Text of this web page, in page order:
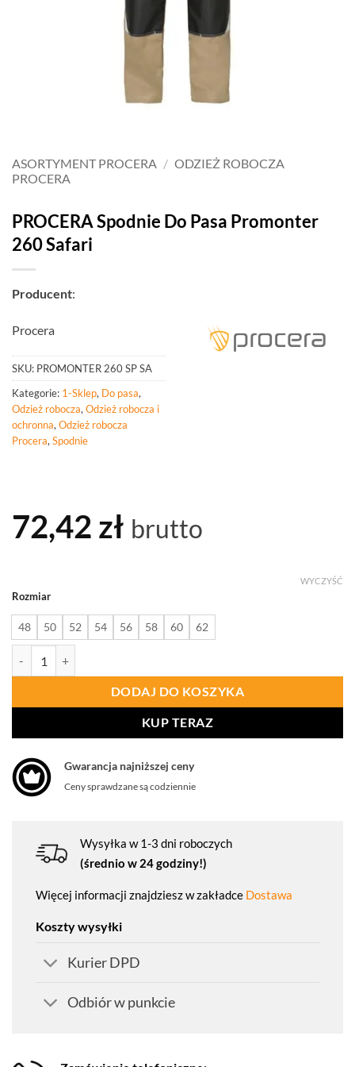
ASORTYMENT PROCERA / ODZIEŻ ROBOCZA
PROCERA
PROCERA Spodnie Do Pasa Promonter
260 Safari
Producent:
Procera
SKU: PROMONTER 260 SP SA
Kategorie: 1-Sklep, Do pasa,
Odzież robocza,Odzież robocza i
ochronna,Odzież robocza
Procera,Spodnie
72,42 zł brutto
Rozmiar
48 50 52 54 56 58 60 62
WYCZYŚĆ
DODAJ DO KOSZYKA
KUP TERAZ
Gwarancja najniższej ceny
Ceny sprawdzane są codziennie
Wysyłka w 1-3 dni roboczych
(średnio w 24 godziny!)
Więcej informacji znajdziesz w zakładce Dostawa
Koszty wysyłki
Kurier DPD
Odbiór w punkcie